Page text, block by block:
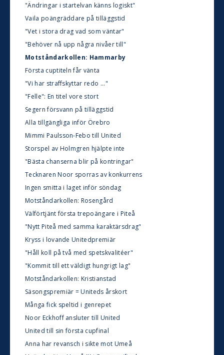
"Ändringar i startelvan känns logiskt"
Vaila poängräddare på tilläggstid
"Vet i stora drag vad som väntar"
"Behöver nå upp några nivåer till"
Motståndarkollen: Hammarby
Första cuptiteln får vänta
"Vi har straffskyttar redo ..."
"Felle": En titel vore stort
Segern försvann på tilläggstid
Alla tillgängliga inför Örebro
Mimmi Paulsson-Febo till United
Storspel av Holmgren hjälpte inte
"Bästa chanserna blir på kontringar"
Tecknaren Noor sporras av konkurrens
Ingen smitta i laget inför söndag
Motståndarkollen: Rosengård
Välförtjänt första trepoängare i Piteå
"Nytt Piteå med samma karaktärsdrag"
Kryss i lovande Unitedpremiär
"Håll koll på två med spetskvalitéer"
"Kommit till ett väldigt hungrigt lag"
Motståndarkollen: Kristianstad
Säsongspremiär = Uniteds årskort
Många fick speltid i genrepet
Noor Eckhoff ansluter till United
United till sin första cupfinal
Anna har revansch i sikte mot Umeå